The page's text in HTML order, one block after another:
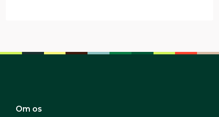
Om os